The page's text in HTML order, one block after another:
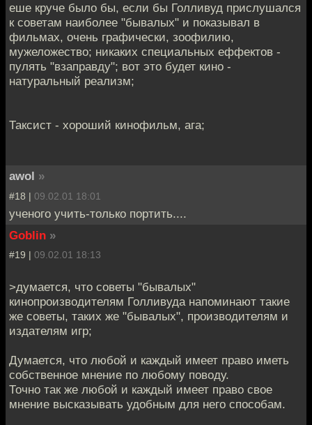
еше круче было бы, если бы Голливуд прислушался
к советам наиболее "бывалых" и показывал в
фильмах, очень графически, зоофилию,
мужеложество; никаких специальных еффектов -
пулять "взаправду"; вот это будет кино -
натуральный реализм;
Таксист - хороший кинофильм, ага;
awol »
#18 | 09.02.01 18:01
ученого учить-только портить....
Goblin »
#19 | 09.02.01 18:13
>думается, что советы "бывалых"
кинопроизводителям Голливуда напоминают такие
же советы, таких же "бывалых", производителям и
издателям игр;
Думается, что любой и каждый имеет право иметь
собственное мнение по любому поводу.
Точно так же любой и каждый имеет право свое
мнение высказывать удобным для него способам.